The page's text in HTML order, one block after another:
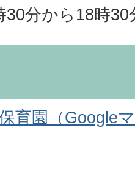
30分から18時30
育園（Google